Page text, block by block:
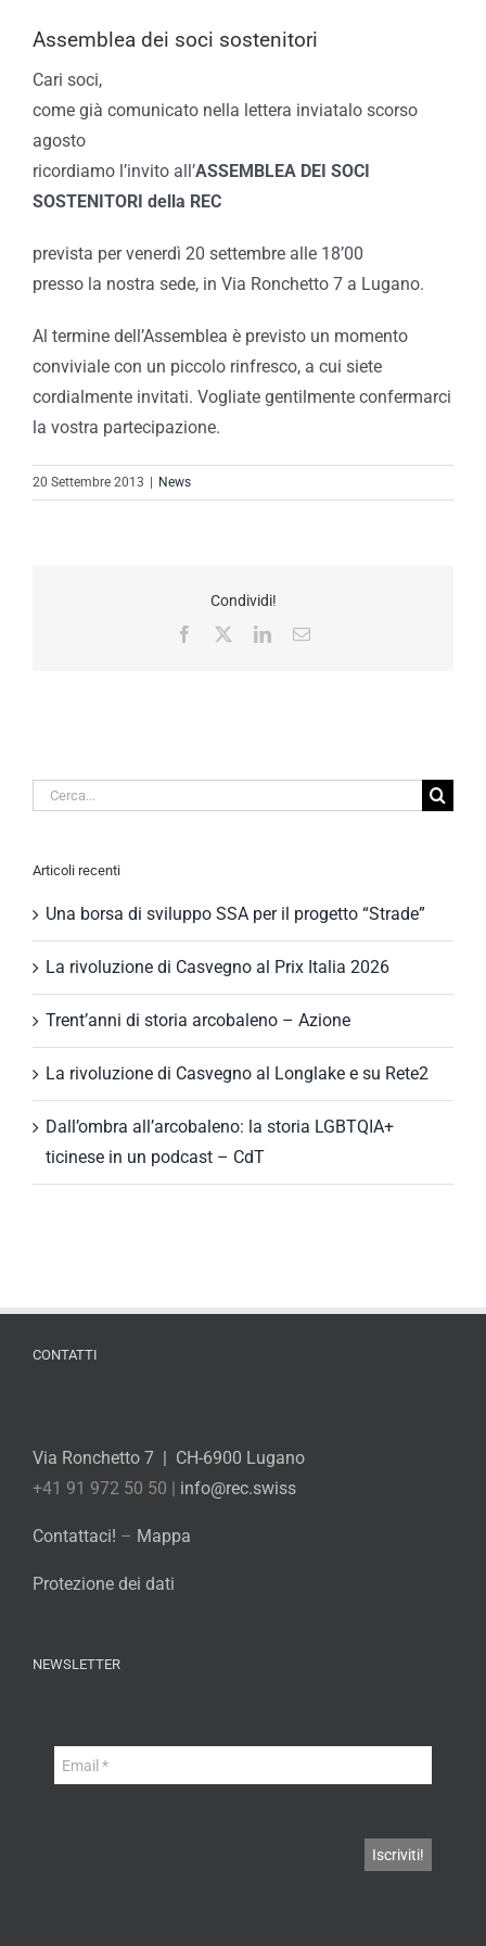
Assemblea dei soci sostenitori
Cari soci,
come già comunicato nella lettera inviatalo scorso
agosto
ricordiamo l’invito all’ASSEMBLEA DEI SOCI
SOSTENITORI della REC
prevista per venerdì 20 settembre alle 18’00
presso la nostra sede, in Via Ronchetto 7 a Lugano.
Al termine dell’Assemblea è previsto un momento
conviviale con un piccolo rinfresco, a cui siete
cordialmente invitati. Vogliate gentilmente confermarci
la vostra partecipazione.
20 Settembre 2013 News
Condividi!
Facebook
LinkedInEmail
Cerca
Articoli recenti
Una borsa di sviluppo SSA per il progetto “Strade”
La rivoluzione di Casvegno al Prix Italia 2026
Trent’anni di storia arcobaleno – Azione
La rivoluzione di Casvegno al Longlake e su Rete2
Dall’ombra all’arcobaleno: la storia LGBTQIA+
ticinese in un podcast – CdT
CONTATTI
Via Ronchetto 7 | CH-6900 Lugano
+41 91 972 50 50 | info@rec.swiss
Contattaci! – Mappa
Protezione dei dati
NEWSLETTER